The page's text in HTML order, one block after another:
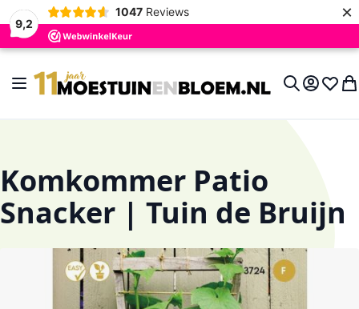
9,2
1047 Reviews ×
Toggle Nav
Account
Komkommer Patio
Snacker | Tuin de Bruijn